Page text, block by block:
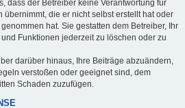
dass der Betreiber keine Verantwortung für
übernimmt, die er nicht selbst erstellt hat oder
hat. Sie gestatten dem Betreiber, Ihr
Funktionen jederzeit zu löschen oder zu
darüber hinaus, Ihre Beiträge abzuändern,
verstoßen oder geeignet sind, dem
Schaden zuzufügen.